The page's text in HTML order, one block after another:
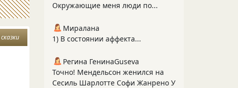
сказки
Окружающие меня люди по...
Миралана
1) В состоянии аффекта...
Регина ГенинаGuseva
Точно! Мендельсон женился на
Сесиль Шарлотте Софи Жанрено У